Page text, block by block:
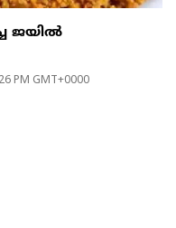
ജയില്‍
PM GMT+0000